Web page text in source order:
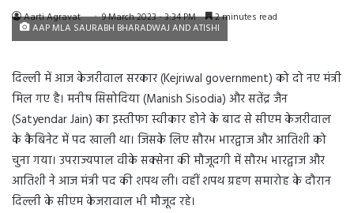
Aarti Agravat 9 March 2023 - 3:34 PM 2 minutes read
AAP MLA SAURABH BHARADWAJ AND ATISHI
दिल्ली में आज केजरीवाल सरकार (Kejriwal government) को दो नए मंत्री
मिल गए है। मनीष सिसोदिया (Manish Sisodia) और सतेंद्र जैन
(Satyendar Jain) का इस्तीफा स्वीकार होने के बाद से सीएम केजरीवाल
के कैबिनेट में पद खाली था। जिसके लिए सौरभ भारद्वाज और आतिशी को
चुना गया। उपराज्यपाल वीके सक्सेना की मौजूदगी में सौरभ भारद्वाज और
आतिशी ने आज मंत्री पद की शपथ ली। वहीं शपथ ग्रहण समारोह के दौरान
दिल्ली के सीएम केजरावाल भी मौजूद रहे।